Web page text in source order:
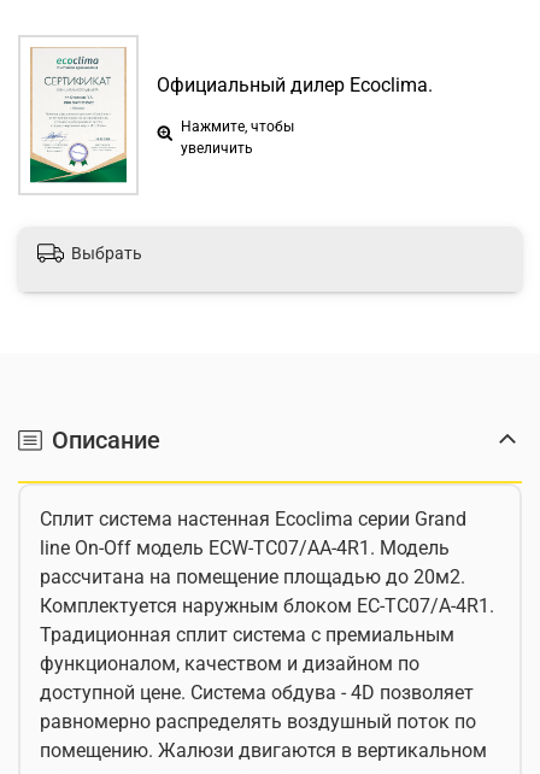
Официальный дилер Ecoclima.
Нажмите, чтобы
увеличить
Выбрать
Описание
Сплит система настенная Ecoclima серии Grand
line On-Off модель ECW-TC07/AA-4R1. Модель
рассчитана на помещение площадью до 20м2.
Комплектуется наружным блоком EC-TC07/A-4R1.
Традиционная сплит система с премиальным
функционалом, качеством и дизайном по
доступной цене. Система обдува - 4D позволяет
равномерно распределять воздушный поток по
помещению. Жалюзи двигаются в вертикальном